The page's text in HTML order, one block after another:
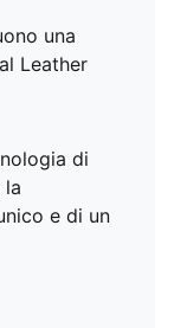
una
Leather
di
la
e di un